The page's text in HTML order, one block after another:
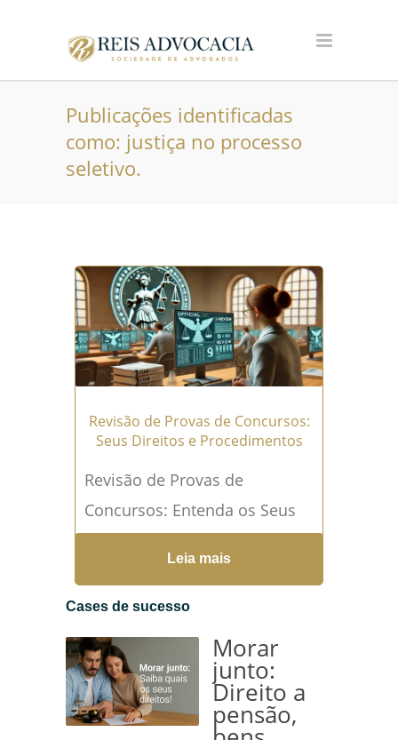
Publicações identificadas
como: justiça no processo
seletivo.
Revisão de Provas de Concursos:
Seus Direitos e Procedimentos
Revisão de Provas de
Concursos: Entenda os Seus
Direitos e Como Proceder A
revisão de provas de
concursos é um direito
que se sentem prejudicados
ou injustiçados...Leia mais →
Leia mais
Cases de sucesso
Morar
junto:
Direito a
pensão,